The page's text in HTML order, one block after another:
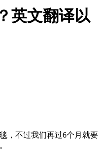
英文翻译以
，不过我们再过6个月就要